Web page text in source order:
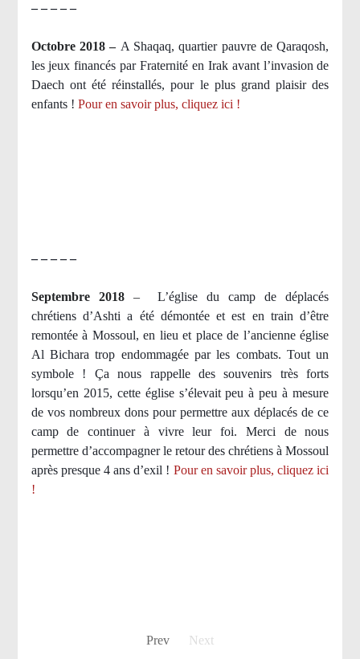
– – – – –
Octobre 2018 – A Shaqaq, quartier pauvre de Qaraqosh,
les jeux financés par Fraternité en Irak​ avant l’invasion de
Daech ont été réinstallés, pour le plus grand plaisir des
enfants ! Pour en savoir plus, cliquez ici !
– – – – –
Septembre 2018 –
L’église du camp de déplacés
chrétiens d’Ashti a été démontée et est en train d’être
remontée à Mossoul, en lieu et place de l’ancienne église
Al Bichara trop endommagée par les combats. Tout un
symbole ! Ça nous rappelle des souvenirs très forts
lorsqu’en 2015, cette église s’élevait peu à peu à mesure
de vos nombreux dons pour permettre aux déplacés de ce
camp de continuer à vivre leur foi. Merci de nous
permettre d’accompagner le retour des chrétiens à Mossoul
après presque 4 ans d’exil ! Pour en savoir plus, cliquez ici
!
Prev Next